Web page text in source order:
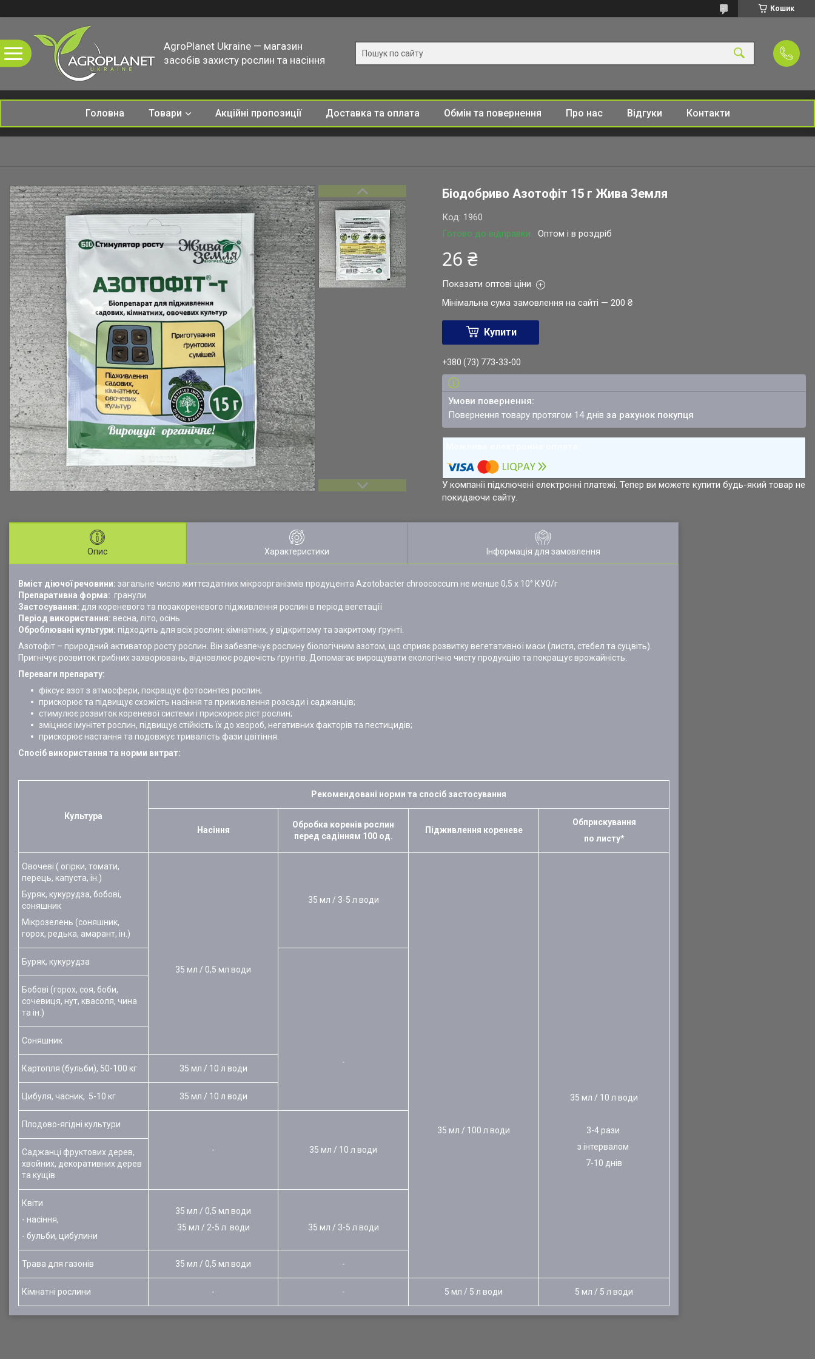
Кошик
AgroPlanet Ukraine — магазин
засобів захисту рослин та насіння
Головна Товари Акційні пропозиції Доставка та оплата Обмін та повернення Про нас Відгуки Контакти
Біодобриво Азотофіт 15 г Жива Земля
Готово до відправки Оптом і в роздріб
Код: 1960
26 ₴
Показати оптові ціни
Мінімальна сума замовлення на сайті — 200 ₴
Купити
+380 (73) 773-33-00
повернення товару протягом 14 днівза рахунок покупця
У компанії підключені електронні платежі. Тепер ви можете купити будь-який товар не
покидаючи сайту.
Опис Характеристики Інформація для замовлення
Вміст діючої речовини: загальне число життєздатних мікроорганізмів продуцента Azotobacter chroococcum не менше 0,5 х 10° КУ0/г
Препаративна форма: гранули
Застосування: для кореневого та позакореневого підживлення рослин в період вегетації
Період використання: весна, літо, осінь
Оброблювані культури: підходить для всіх рослин: кімнатних, у відкритому та закритому ґрунті.
Азотофіт – природний активатор росту рослин. Він забезпечує рослину біологічним азотом, що сприяє розвитку вегетативної маси (листя, стебел та суцвіть).
Пригнічує розвиток грибних захворювань, відновлює родючість ґрунтів. Допомагає вирощувати екологічно чисту продукцію та покращує врожайність.
Переваги препарату:
фіксує азот з атмосфери, покращує фотосинтез рослин;
прискорює та підвищує схожість насіння та приживлення розсади і саджанців;
стимулює розвиток кореневої системи і прискорює ріст рослин;
зміцнює імунітет рослин, підвищує стійкість їх до хвороб, негативних факторів та пестицидів;
прискорює настання та подовжує тривалість фази цвітіння.
Спосіб використання та норми витрат:
Культура
Рекомендовані норми та спосіб застосування
Насіння
Обробка коренів рослин
перед садінням 100 од.
Підживлення кореневе
Обприскування
по листу*
Овочеві ( огірки, томати,
перець, капуста, ін.)
Буряк, кукурудза, бобові,
соняшник
Мікрозелень (соняшник,
горох, редька, амарант, ін.)
35 мл / 0,5 мл води
35 мл / 3-5 л води
35 мл / 100 л води
35 мл / 10 л води
3-4 рази
з інтервалом
7-10 днів
Буряк, кукурудза
-
Бобові (горох, соя, боби,
сочевиця, нут, квасоля, чина
та ін.)
Соняшник
Картопля (бульби), 50-100 кг 35 мл / 10 л води
Цибуля, часник, 5-10 кг 35 мл / 10 л води
Плодово-ягідні культури
- 35 мл / 10 л води
Саджанці фруктових дерев,
хвойних, декоративних дерев
та кущів
Квіти
- насіння,
- бульби, цибулини
35 мл / 0,5 мл води
35 мл / 2-5 л води
35 мл / 3-5 л води
Трава для газонів 35 мл / 0,5 мл води -
Кімнатні рослини - - 5 мл / 5 л води 5 мл / 5 л води